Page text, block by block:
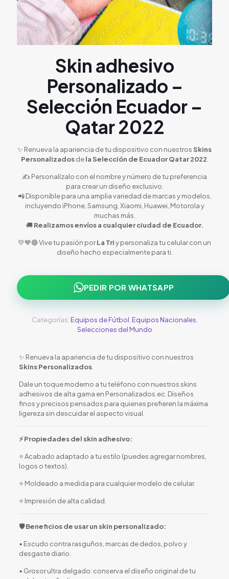
Skin adhesivo
Personalizado –
Selección Ecuador –
Qatar 2022
✨ Renueva la apariencia de tu dispositivo con nuestros Skins
Personalizadosdela Selección de Ecuador Qatar 2022
✍️ Personalízalo con el nombre y número de tu preferencia
para crear un diseño exclusivo.
📲 Disponible para una amplia variedad de marcas y modelos,
incluyendo iPhone, Samsung, Xiaomi, Huawei, Motorola y
muchas más.
🚚Realizamos envíos a cualquier ciudad de Ecuador.
💛💙🔴 Vive tu pasión porLa Triy personaliza tu celular con un
diseño hecho especialmente para ti.
PEDIR POR WHATSAPP
Categorías: Equipos de Fútbol Equipos Nacionales
Selecciones del Mundo
✨ Renueva la apariencia de tu dispositivo con nuestros
Skins Personalizados.
Dale un toque moderno a tu teléfono con nuestros skins
adhesivos de alta gama en Personalizados.ec. Diseños
finos y precisos pensados para quienes prefieren la máxima
ligereza sin descuidar el aspecto visual.
⚡ Propiedades del skin adhesivo:
⭐ Acabado adaptado a tu estilo (puedes agregar nombres,
logos o textos).
⭐ Moldeado a medida para cualquier modelo de celular.
⭐ Impresión de alta calidad.
🛡️ Beneficios de usar un skin personalizado:
▪️ Escudo contra rasguños, marcas de dedos, polvo y
desgaste diario.
▪️ Grosor ultra delgado: conserva el diseño original de tu